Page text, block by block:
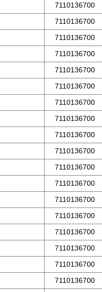
7110136700
7110136700
7110136700
7110136700
7110136700
7110136700
7110136700
7110136700
7110136700
7110136700
7110136700
7110136700
7110136700
7110136700
7110136700
7110136700
7110136700
7110136700